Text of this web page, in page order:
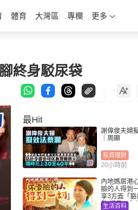
體育 大灣區 專欄 更多
終身駁尿袋
最Hit
謝偉俊夫婦
｜周顯
投資理財
20小時前
內地媽居港
臉的人得到
享3方面「
數 網民：你
生活百科